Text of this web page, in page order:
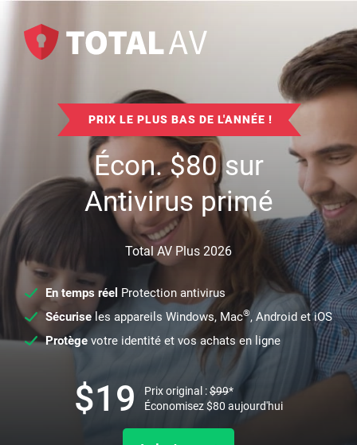
PRIX LE PLUS BAS DE L'ANNÉE !
Écon.$80sur
Antivirus primé
Total AV Plus 2026
En temps réel Protection antivirus
Sécuriseles appareils Windows, Mac®, Android et iOS
Protège votre identité et vos achats en ligne
$19 Prix original :$99*
Économisez$80 aujourd'hui